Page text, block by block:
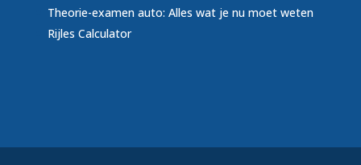
Theorie-examen auto: Alles wat je nu moet weten
Rijles Calculator